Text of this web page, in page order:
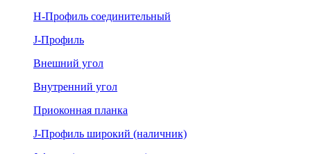
Н-Профиль соединительный
J-Профиль
Внешний угол
Внутренний угол
Приоконная планка
J-Профиль широкий (наличник)